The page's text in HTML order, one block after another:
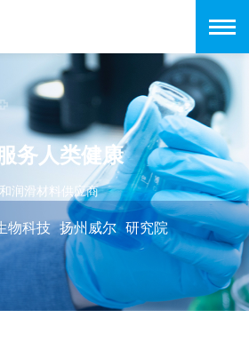
务人类健康
润滑材料供应商
物科技 扬州威尔 研究院